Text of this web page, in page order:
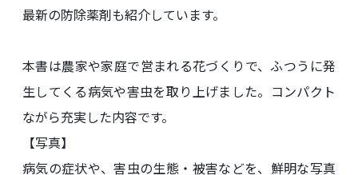
最新の防除薬剤も紹介しています。
本書は農家や家庭で営まれる花づくりで、ふつうに発
生してくる病気や害虫を取り上げました。コンパクト
ながら充実した内容です。
【写真】
病気の症状や、害虫の生態・被害などを、鮮明な写真